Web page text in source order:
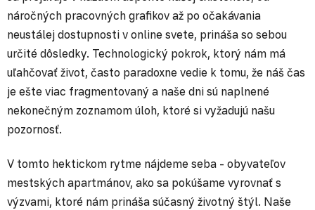
náročných pracovných grafikov až po očakávania
neustálej dostupnosti v online svete, prináša so sebou
určité dôsledky. Technologický pokrok, ktorý nám má
uľahčovať život, často paradoxne vedie k tomu, že náš čas
je ešte viac fragmentovaný a naše dni sú naplnené
nekonečným zoznamom úloh, ktoré si vyžadujú našu
pozornosť.
V tomto hektickom rytme nájdeme seba - obyvateľov
mestských apartmánov, ako sa pokúšame vyrovnať s
výzvami, ktoré nám prináša súčasný životný štýl. Naše